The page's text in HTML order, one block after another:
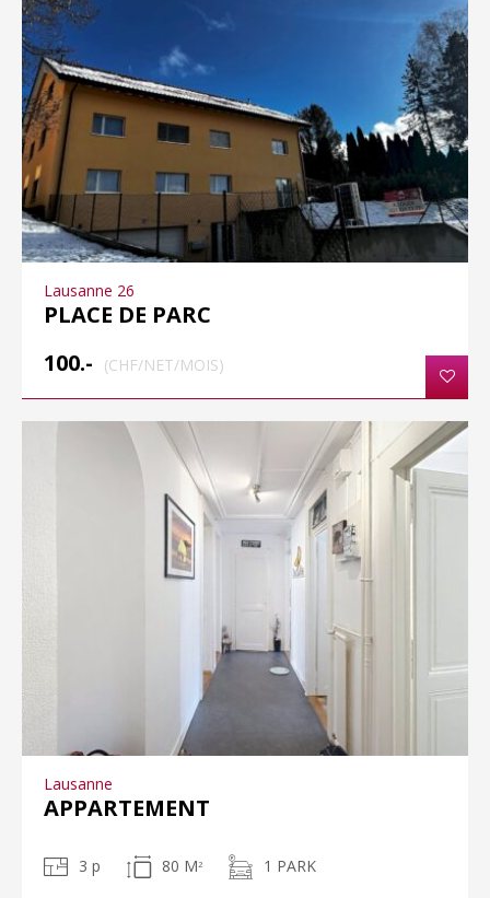
Lausanne 26
PLACE DE PARC
100.-
(CHF/NET/MOIS)
Lausanne
APPARTEMENT
3 p 80 M 2 1 PARK